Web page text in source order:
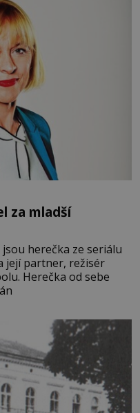
za mladší
herečka ze seriálu
její partner, režisér
sebe